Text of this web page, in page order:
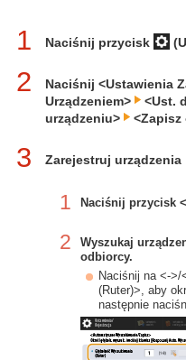
1 Naciśnij przycisk
2 Naciśnij <Ustawienia
Urządzeniem>
<Ust.
urządzeniu>
<Zapisz
3 Zarejestruj
1 Naciśnij przycisk
2
Wyszukaj
odbiorcy.
Naciśnij na <->/
(Ruter)>, aby
następnie